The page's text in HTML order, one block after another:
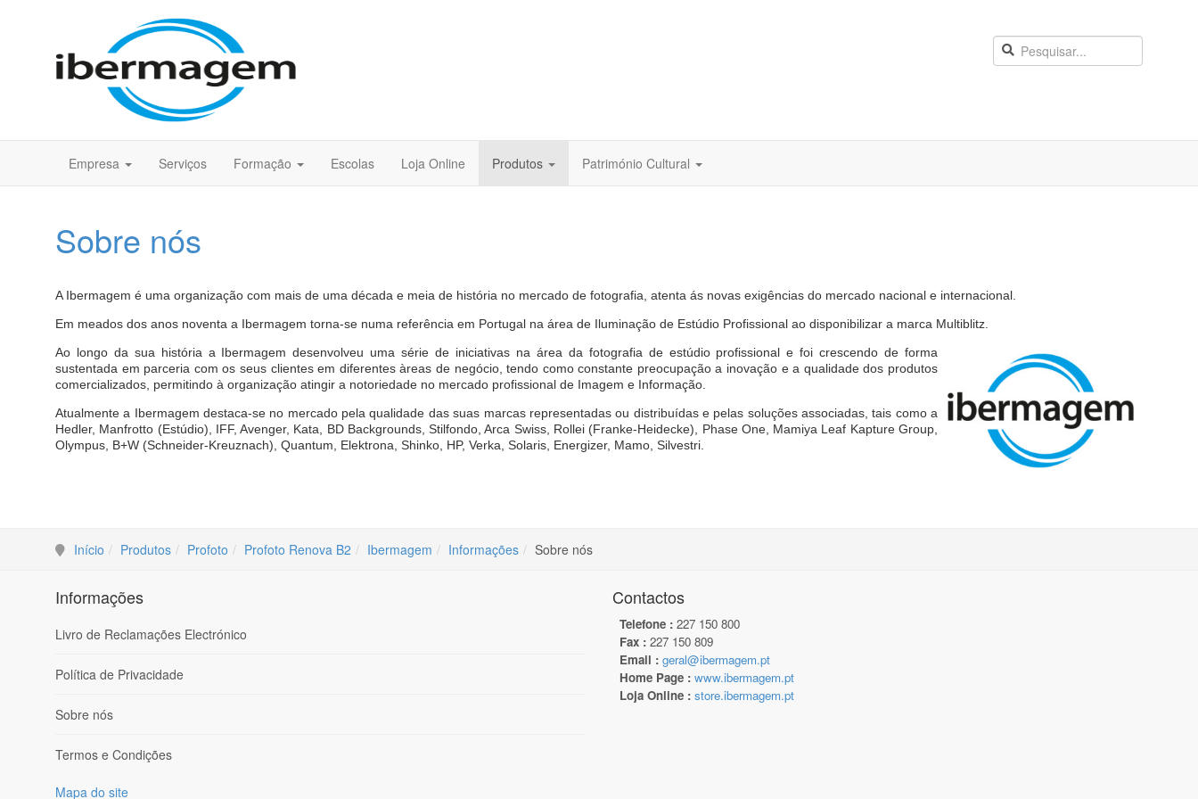
Empresa Serviços Formação Escolas Loja Online Produtos Património Cultural
Sobre nós
A Ibermagem é uma organização com mais de uma década e meia de história no mercado de fotografia, atenta ás novas exigências do mercado nacional e internacional.
Em meados dos anos noventa a Ibermagem torna-se numa referência em Portugal na área de Iluminação de Estúdio Profissional ao disponibilizar a marca Multiblitz.
Ao longo da sua história a Ibermagem desenvolveu uma série de iniciativas na área da fotografia de estúdio profissional e foi crescendo de forma
sustentada em parceria com os seus clientes em diferentes àreas de negócio, tendo como constante preocupação a inovação e a qualidade dos produtos
comercializados, permitindo à organização atingir a notoriedade no mercado profissional de Imagem e Informação.
Atualmente a Ibermagem destaca-se no mercado pela qualidade das suas marcas representadas ou distribuídas e pelas soluções associadas, tais como a
Hedler, Manfrotto (Estúdio), IFF, Avenger, Kata, BD Backgrounds, Stilfondo, Arca Swiss, Rollei (Franke-Heidecke), Phase One, Mamiya Leaf Kapture Group,
Olympus, B+W (Schneider-Kreuznach), Quantum, Elektrona, Shinko, HP, Verka, Solaris, Energizer, Mamo, Silvestri.
Início Produtos Profoto Profoto Renova B2 Ibermagem Informações Sobre nós
Informações
Livro de Reclamações Electrónico
Política de Privacidade
Sobre nós
Termos e Condições
Mapa do site
Contactos
Telefone : 227 150 800
Fax : 227 150 809
Email : geral@ibermagem.pt
Home Page : www.ibermagem.pt
Loja Online : store.ibermagem.pt